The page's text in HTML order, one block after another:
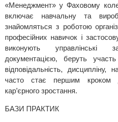
«Менеджмент» у Фаховому
включає навчальну та
знайомляться з роботою
професійних навичок і
виконують
документацією, беруть
відповідальність, дисципліну,
часто стає першим кроком
кар’єрного зростання.
БАЗИ ПРАКТИК